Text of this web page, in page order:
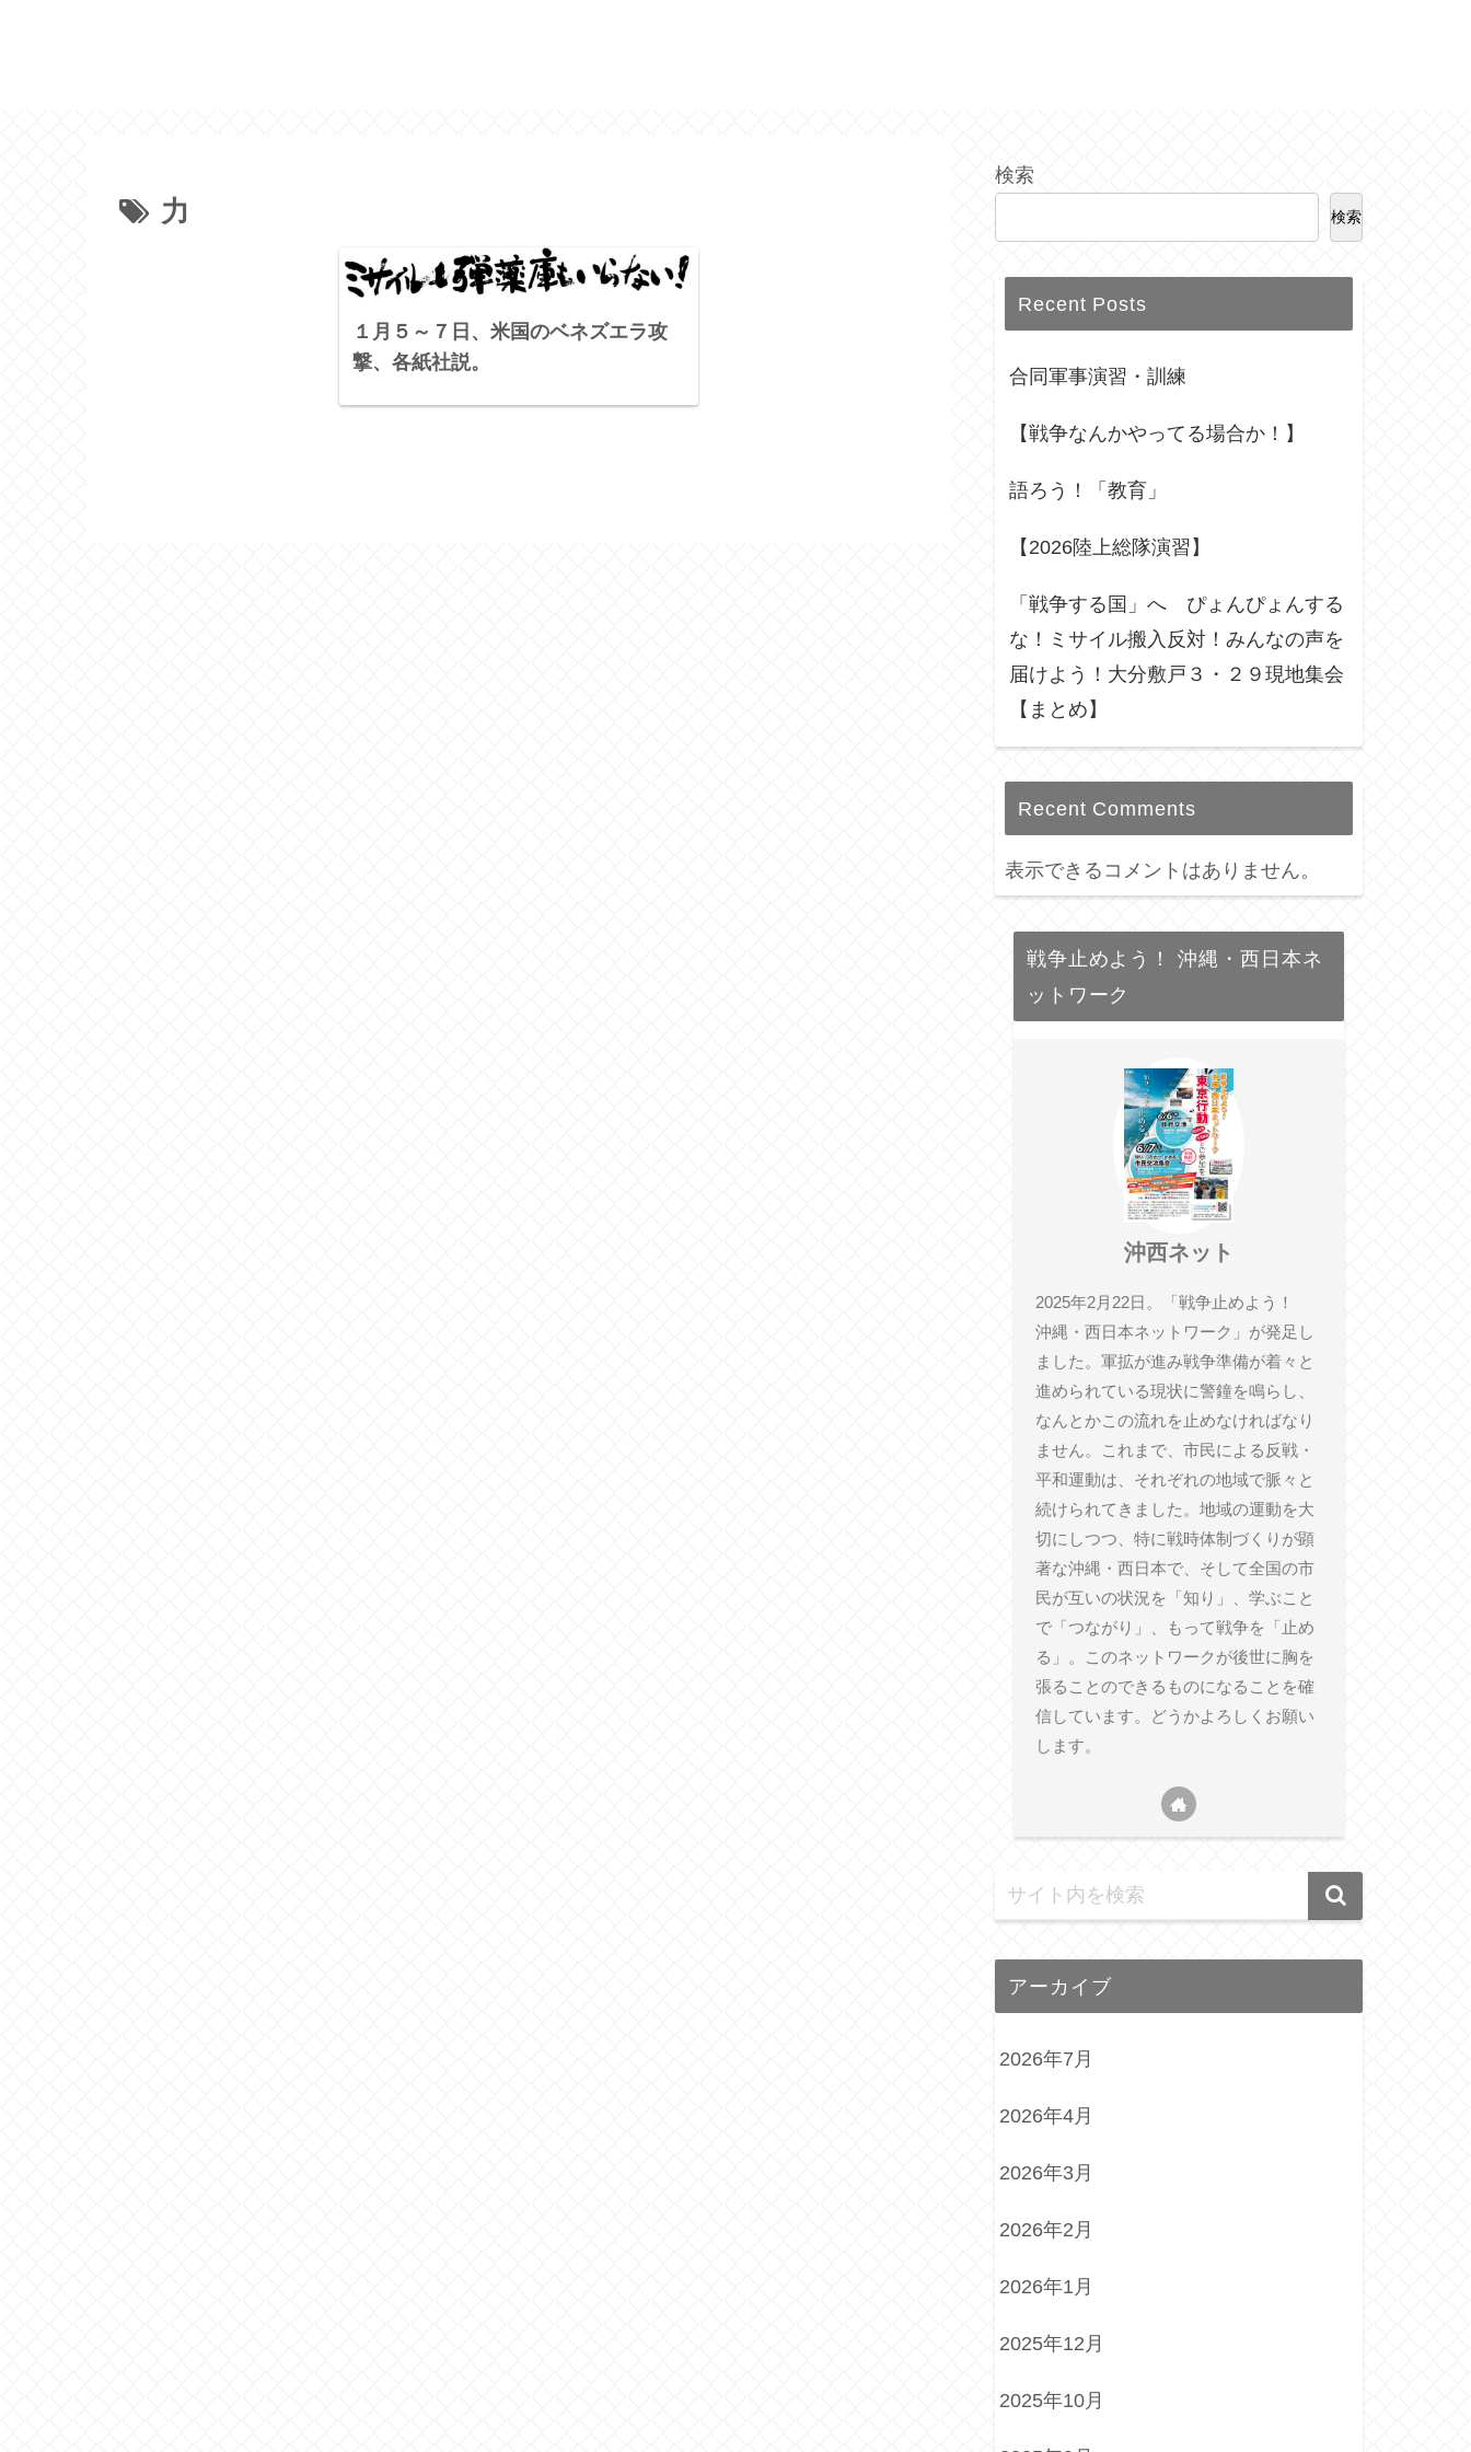
力
１月５～７日、米国のベネズエラ攻
撃、各紙社説。
検索
検索
Recent Posts
合同軍事演習・訓練
【戦争なんかやってる場合か！】
語ろう！「教育」
【2026陸上総隊演習】
「戦争する国」へ ぴょんぴょんする
な！ミサイル搬入反対！みんなの声を
届けよう！大分敷戸３・２９現地集会
【まとめ】
Recent Comments
表示できるコメントはありません。
戦争止めよう！ 沖縄・西日本ネ
ットワーク
沖西ネット
2025年2月22日。「戦争止めよう！
沖縄・西日本ネットワーク」が発足し
ました。軍拡が進み戦争準備が着々と
進められている現状に警鐘を鳴らし、
なんとかこの流れを止めなければなり
ません。これまで、市民による反戦・
平和運動は、それぞれの地域で脈々と
続けられてきました。地域の運動を大
切にしつつ、特に戦時体制づくりが顕
著な沖縄・西日本で、そして全国の市
民が互いの状況を「知り」、学ぶこと
で「つながり」、もって戦争を「止め
る」。このネットワークが後世に胸を
張ることのできるものになることを確
信しています。どうかよろしくお願い
します。
アーカイブ
2026年7月
2026年4月
2026年3月
2026年2月
2026年1月
2025年12月
2025年10月